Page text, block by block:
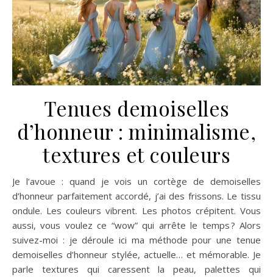
Tenues demoiselles
d’honneur : minimalisme,
textures et couleurs
Je l’avoue : quand je vois un cortège de demoiselles
d’honneur parfaitement accordé, j’ai des frissons. Le tissu
ondule. Les couleurs vibrent. Les photos crépitent. Vous
aussi, vous voulez ce “wow” qui arrête le temps ? Alors
suivez-moi : je déroule ici ma méthode pour une tenue
demoiselles d’honneur stylée, actuelle… et mémorable. Je
parle textures qui caressent la peau, palettes qui